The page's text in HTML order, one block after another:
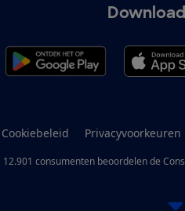
Cookiebeleid Privacyvoorkeuren
12.901 consumenten beoordelen de